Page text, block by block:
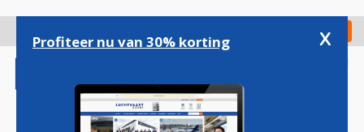
gaan
Check in
Profiteer nu van 30% korting x